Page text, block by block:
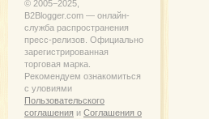
© 2005−2025,
B2Blogger.com — онлайн-
служба распространения
пресс-релизов. Официально
зарегистрированная
торговая марка.
Рекомендуем ознакомиться
с уловиями
Пользовательского
соглашения и Соглашения о